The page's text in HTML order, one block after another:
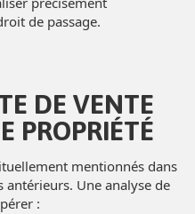
de passage.
DE VENTE
PROPRIÉTÉ
mentionnés dans
antérieurs. Une analyse de
: